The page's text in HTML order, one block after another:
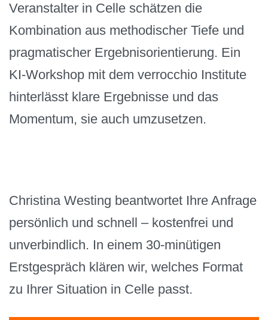
Veranstalter in Celle schätzen die
Kombination aus methodischer Tiefe und
pragmatischer Ergebnisorientierung. Ein
KI-Workshop mit dem verrocchio Institute
hinterlässt klare Ergebnisse und das
Momentum, sie auch umzusetzen.
Christina Westing beantwortet Ihre Anfrage
persönlich und schnell – kostenfrei und
unverbindlich. In einem 30-minütigen
Erstgespräch klären wir, welches Format
zu Ihrer Situation in Celle passt.